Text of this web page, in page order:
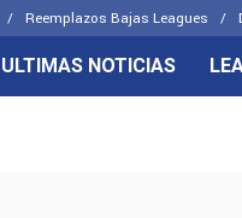
Reemplazos Bajas Leagues
ULTIMAS NOTICIAS